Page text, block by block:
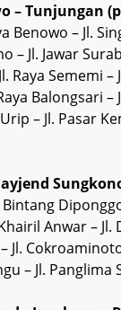
– Tunjungan
Benowo – Jl.
Jl. Jawar
Raya Sememi
Balongsari
– Jl. Pasar
Anwar –
Jl.
– Jl.